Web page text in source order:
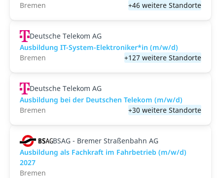
Bremen
+46 weitere Standorte
Deutsche Telekom AG
Ausbildung IT-System-Elektroniker*in (m/w/d)
Bremen
+127 weitere Standorte
Deutsche Telekom AG
Ausbildung bei der Deutschen Telekom (m/w/d)
Bremen
+30 weitere Standorte
BSAG - Bremer Straßenbahn AG
Ausbildung als Fachkraft im Fahrbetrieb (m/w/d)
2027
Bremen